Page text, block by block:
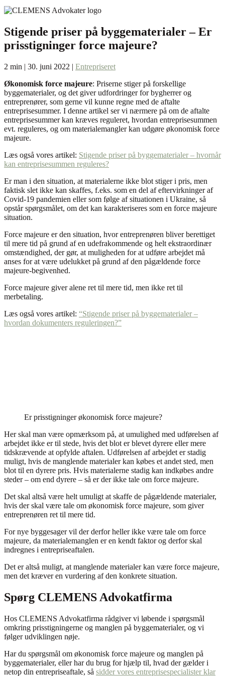
Stigende priser på byggematerialer – Er
prisstigninger force majeure?
2 min | 30. juni 2022 | Entrepriseret
Økonomisk force majeure: Priserne stiger på forskellige
byggematerialer, og det giver udfordringer for bygherrer og
entreprenører, som gerne vil kunne regne med de aftalte
entreprisesummer. I denne artikel ser vi nærmere på om de aftalte
entreprisesummer kan kræves reguleret, hvordan entreprisesummen
evt. reguleres, og om materialemangler kan udgøre økonomisk force
majeure.
Læs også vores artikel: Stigende priser på byggematerialer – hvornår
kan entreprisesummen reguleres?
Er man i den situation, at materialerne ikke blot stiger i pris, men
faktisk slet ikke kan skaffes, f.eks. som en del af eftervirkninger af
Covid-19 pandemien eller som følge af situationen i Ukraine, så
opstår spørgsmålet, om det kan karakteriseres som en force majeure
situation.
Force majeure er den situation, hvor entreprenøren bliver berettiget
til mere tid på grund af en udefrakommende og helt ekstraordinær
omstændighed, der gør, at muligheden for at udføre arbejdet må
anses for at være udelukket på grund af den pågældende force
majeure-begivenhed.
Force majeure giver alene ret til mere tid, men ikke ret til
merbetaling.
Læs også vores artikel: “Stigende priser på byggematerialer –
hvordan dokumenters reguleringen?”
Er prisstigninger økonomisk force majeure?
Her skal man være opmærksom på, at umulighed med udførelsen af
arbejdet ikke er til stede, hvis det blot er blevet dyrere eller mere
tidskrævende at opfylde aftalen. Udførelsen af arbejdet er stadig
muligt, hvis de manglende materialer kan købes et andet sted, men
blot til en dyrere pris. Hvis materialerne stadig kan indkøbes andre
steder – om end dyrere – så er der ikke tale om force majeure.
Det skal altså være helt umuligt at skaffe de pågældende materialer,
hvis der skal være tale om økonomisk force majeure, som giver
entreprenøren ret til mere tid.
For nye byggesager vil der derfor heller ikke være tale om force
majeure, da materialemanglen er en kendt faktor og derfor skal
indregnes i entrepriseaftalen.
Det er altså muligt, at manglende materialer kan være force majeure,
men det kræver en vurdering af den konkrete situation.
Spørg CLEMENS Advokatfirma
Hos CLEMENS Advokatfirma rådgiver vi løbende i spørgsmål
omkring prisstigningerne og manglen på byggematerialer, og vi
følger udviklingen nøje.
Har du spørgsmål om økonomisk force majeure og manglen på
byggematerialer, eller har du brug for hjælp til, hvad der gælder i
netop din entrepriseaftale, så sidder vores entreprisespecialister klar